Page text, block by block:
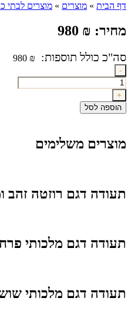
דף הבית » מוצרים » מוצרים לבתי
מחיר: ₪
₪
כמות
של
שיויתי
ה
לנגדי
-
+
הוספה לסל
מוצרים משלימים
תעודה דגם רוזטה זהב
תעודה דגם מלכותי
תעודה דגם מלכותי